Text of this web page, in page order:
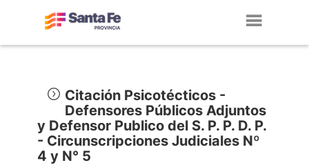
Citación Psicotécticos -
Defensores Públicos Adjuntos
y Defensor Publico del S. P. P. D. P.
- Circunscripciones Judiciales Nº
4 y N° 5